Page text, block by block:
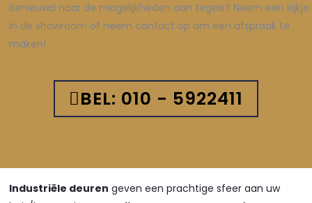
Benieuwd naar de mogelijkheden aan tegels? Neem een kijkje
in de showroom of neem contact op om een afspraak te
maken!
BEL: 010 - 5922411
Industriële deuren geven een prachtige sfeer aan uw